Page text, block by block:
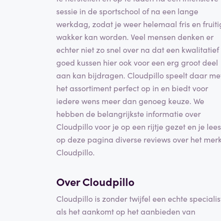
sessie in de sportschool of na een lange
werkdag, zodat je weer helemaal fris en
wakker kan worden. Veel mensen denken er
echter niet zo snel over na dat een kwalitatief
goed kussen hier ook voor een erg groot deel
aan kan bijdragen. Cloudpillo speelt daar
het assortiment perfect op in en biedt voor
iedere wens meer dan genoeg keuze. We
hebben de belangrijkste informatie over
Cloudpillo voor je op een rijtje gezet en je
op deze pagina diverse reviews over het
Cloudpillo.
Over Cloudpillo
Cloudpillo is zonder twijfel een echte
als het aankomt op het aanbieden van